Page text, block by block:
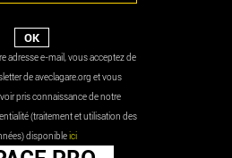
adresse e-mail, vous acceptez de
de aveclagare.org et vous
pris connaissance de notre
(traitement et utilisation des
disponibleici